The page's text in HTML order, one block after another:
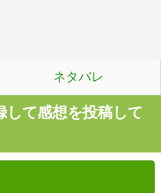
ネタバレ
して感想を投稿して